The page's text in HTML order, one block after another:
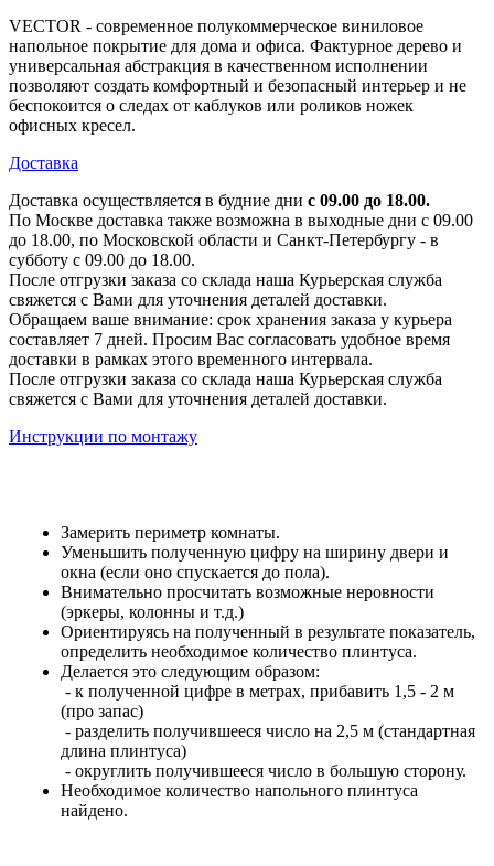
VECTOR - современное полукоммерческое виниловое
напольное покрытие для дома и офиса. Фактурное дерево и
универсальная абстракция в качественном исполнении
позволяют создать комфортный и безопасный интерьер и не
беспокоится о следах от каблуков или роликов ножек
офисных кресел.
Доставка
Доставка осуществляется в будние дни с 09.00 до 18.00.
По Москве доставка также возможна в выходные дни с 09.00
до 18.00, по Московской области и Санкт-Петербургу - в
субботу с 09.00 до 18.00.
После отгрузки заказа со склада наша Курьерская служба
свяжется с Вами для уточнения деталей доставки.
Обращаем ваше внимание: срок хранения заказа у курьера
составляет 7 дней. Просим Вас согласовать удобное время
доставки в рамках этого временного интервала.
После отгрузки заказа со склада наша Курьерская служба
свяжется с Вами для уточнения деталей доставки.
Инструкции по монтажу
Замерить периметр комнаты.
Уменьшить полученную цифру на ширину двери и
окна (если оно спускается до пола).
Внимательно просчитать возможные неровности
(эркеры, колонны и т.д.)
Ориентируясь на полученный в результате показатель,
определить необходимое количество плинтуса.
Делается это следующим образом:
- к полученной цифре в метрах, прибавить 1,5 - 2 м
(про запас)
- разделить получившееся число на 2,5 м (стандартная
длина плинтуса)
- округлить получившееся число в большую сторону.
Необходимое количество напольного плинтуса
найдено.